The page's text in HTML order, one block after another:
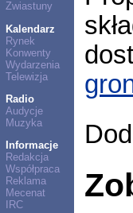
Zwiastuny
Kalendarz
Rynek
Konwenty
Wydarzenia
Telewizja
Radio
Audycje
Muzyka
Informacje
Redakcja
Współpraca
Reklama
Mecenat
IRC